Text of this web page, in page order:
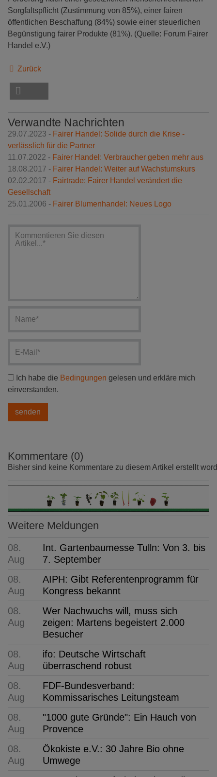
Sorgfaltspflicht (Zustimmung von 85%), einer fairen
öffentlichen Beschaffung (84%) sowie einer steuerlichen
Begünstigung fairer Produkte (81%). (Quelle: Forum Fairer
Handel e.V.)
Zurück
Verwandte Nachrichten
29.07.2023 - Fairer Handel: Solide durch die Krise -
verlässlich für die Partner
11.07.2022 - Fairer Handel: Verbraucher geben mehr aus
18.08.2017 - Fairer Handel: Weiter auf Wachstumskurs
02.02.2017 - Fairtrade: Fairer Handel verändert die
Gesellschaft
25.01.2006 - Fairer Blumenhandel: Neues Logo
Ich habe die Bedingungen gelesen und erkläre mich
einverstanden.
Kommentare (0)
Bisher sind keine Kommentare zu diesem Artikel erstellt
Weitere Meldungen
08.
Aug
Int. Gartenbaumesse Tulln: Von 3. bis
7. September
08.
Aug
AIPH: Gibt Referentenprogramm für
Kongress bekannt
08.
Aug
Wer Nachwuchs will, muss sich
zeigen: Martens begeistert 2.000
Besucher
08.
Aug
ifo: Deutsche Wirtschaft
überraschend robust
08.
Aug
FDF-Bundesverband:
Kommissarisches Leitungsteam
08.
Aug
"1000 gute Gründe": Ein Hauch von
Provence
08.
Aug
Ökokiste e.V.: 30 Jahre Bio ohne
Umwege